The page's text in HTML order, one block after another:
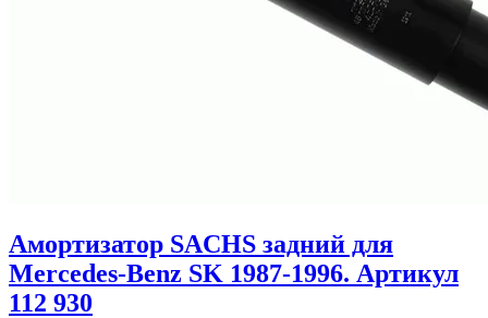
Амортизатор SACHS задний для
Mercedes-Benz SK 1987-1996. Артикул
112 930